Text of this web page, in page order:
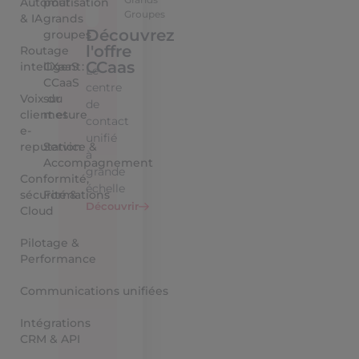
& IA
Routage
intelligent
Voix du
client et
e-
reputation
Conformité,
sécurité &
Cloud
Pilotage &
Performance
Communications unifiées
Intégrations
CRM & API
grands
groupes
CXaaS :
CCaaS
sur
mesure
Service &
Accompagnement
Formations
Groupes
Découvrez
l'offre
CCaas
Le
centre
de
contact
unifié
à
grande
échelle
Découvrir